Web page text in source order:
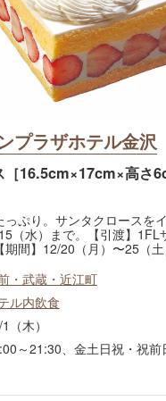
プラザホテル金沢
［16.5cm×17cm×高さ
っぷり。サンタクロースを
（水）まで。【引渡】1FL
期間】12/20（月）〜25（土
・武蔵・近江町
ル内飲食
（木）
～21:30、金土日祝・祝